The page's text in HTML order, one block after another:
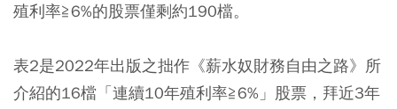
殖利率≧6%的股票僅剩約190檔。
表2是2022年出版之拙作《薪水奴財務自由之路》所
介紹的16檔「連續10年殖利率≧6%」股票，拜近3年